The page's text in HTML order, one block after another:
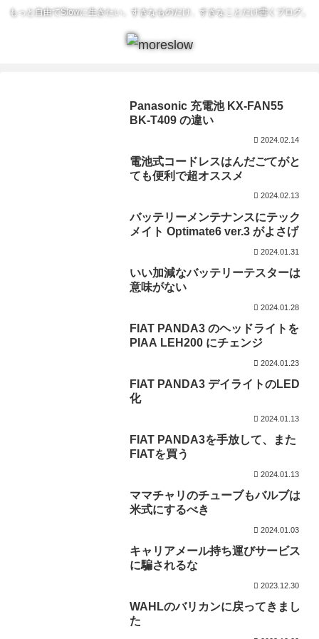
もっと自由でSlowに生きたい。すきなものだけ、すきなことだけ書くブログ。
Panasonic 充電池 KX-FAN55
BK-T409 の違い
2024.02.14
電池式コードレスはんだごてがと
ても便利で超オススメ
2024.02.13
バッテリーメンテナンスにテック
メイト Optimate6 ver.3 がよさげ
2024.01.31
いい加減なバッテリーテスターは
意味がない
2024.01.28
FIAT PANDA3 のヘッドライトを
PIAA LEH200 にチェンジ
2024.01.23
FIAT PANDA3 デイライトのLED
化
2024.01.13
FIAT PANDA3を手放して、また
FIATを買う
2024.01.13
ママチャリのチューブもバルブは
米式にするべき
2024.01.03
キャリアメール持ち運びサービス
に騙されるな
2023.12.30
WAHLのバリカンに戻ってきまし
た